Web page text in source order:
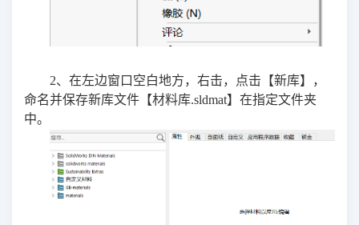
2、在左边窗口空白地方，右击，点击【新库】，
命名并保存新库文件【材料库.sldmat】在指定文件夹
中。